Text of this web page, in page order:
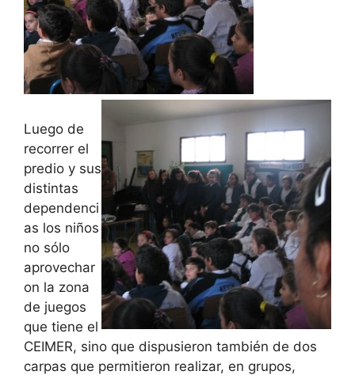
Luego de
recorrer el
predio y sus
distintas
dependenci
as los niños
no sólo
aprovechar
on la zona
de juegos
que tiene el
CEIMER, sino que dispusieron también de dos
carpas que permitieron realizar, en grupos,